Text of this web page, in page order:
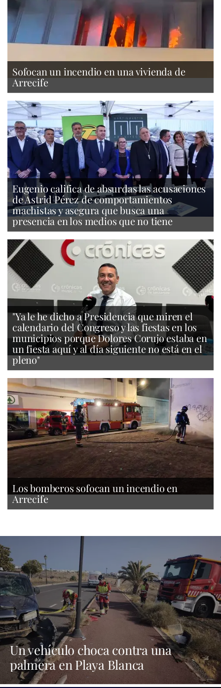
Sofocan un incendio en una vivienda de
Arrecife
Eugenio califica de absurdas las acusaciones
de Astrid Pérez de comportamientos
machistas y asegura que busca una
presencia en los medios que no tiene
"Ya le he dicho a Presidencia que miren el
calendario del Congreso y las fiestas en los
municipios porque Dolores Corujo estaba en
un fiesta aquí y al día siguiente no está en el
pleno"
Los bomberos sofocan un incendio en
Arrecife
Un vehículo choca contra una
palmera en Playa Blanca